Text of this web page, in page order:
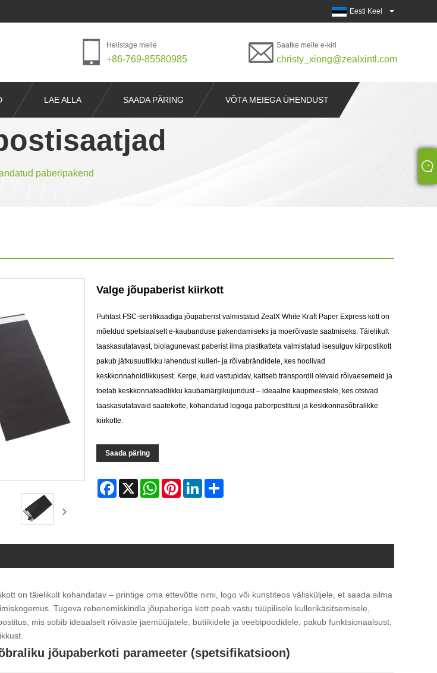
Eesti Keel
Helistage meile
+86-769-85580985
Saatke meile e-kiri
christy_xiong@zealxintl.com
LAE ALLA SAADA PÄRING VÕTA MEIEGA ÜHENDUST
paberipakend
Valge jõupaberist kiirkott
Puhtast FSC-sertifikaadiga jõupaberist valmistatud ZealX White Kraft Paper Express kott on
mõeldud spetsiaalselt e-kaubanduse pakendamiseks ja moerõivaste saatmiseks. Täielikult
taaskasutatavast, biolagunevast paberist ilma plastkatteta valmistatud isesulguv kiirpostikott
pakub jätkusuutlikku lahendust kulleri- ja rõivabrändidele, kes hoolivad
keskkonnahoidlikkusest. Kerge, kuid vastupidav, kaitseb transpordil olevaid rõivaesemeid ja
toetab keskkonnateadlikku kaubamärgikujundust – ideaalne kaupmeestele, kes otsivad
taaskasutatavaid saatekotte, kohandatud logoga paberpostitusi ja keskkonnasõbralikke
kiirkotte.
Saada päring
Facebook WhatsAppPinterestLinkedIn
on täielikult kohandatav – printige oma ettevõtte nimi, logo või kunstiteos välisküljele, et saada silma
Tugeva rebenemiskindla jõupaberiga kott peab vastu tüüpilisele kullerikäsitsemisele,
mis sobib ideaalselt rõivaste jaemüüjatele, butiikidele ja veebipoodidele, pakub funktsionaalsust,
jõupaberkoti parameeter (spetsifikatsioon)